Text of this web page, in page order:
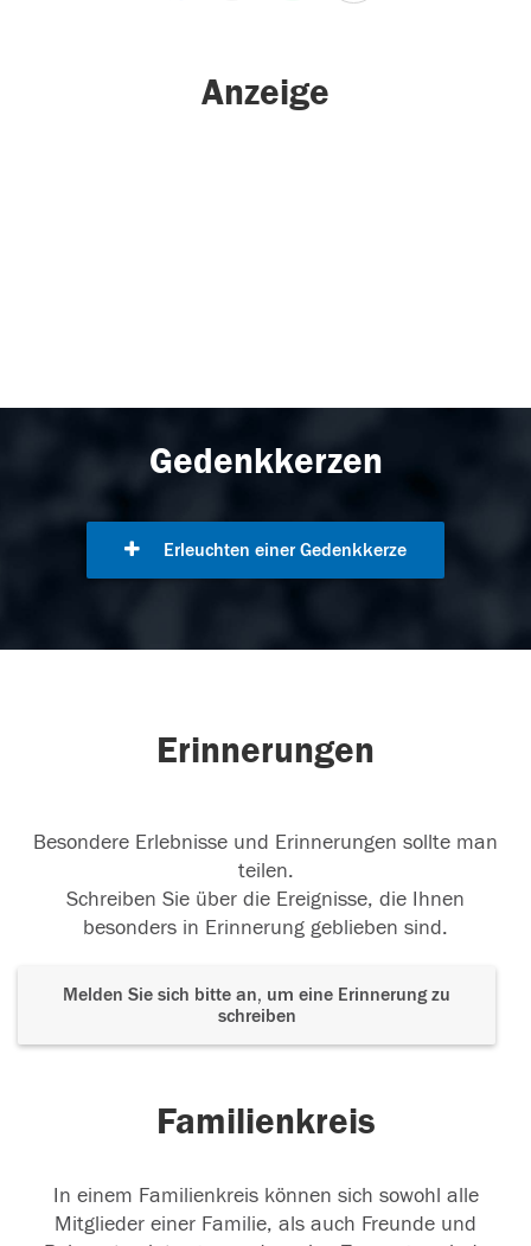
Anzeige
Gedenkkerzen
Erleuchten einer Gedenkkerze
Erinnerungen
Besondere Erlebnisse und Erinnerungen sollte man
teilen.
Schreiben Sie über die Ereignisse, die Ihnen
besonders in Erinnerung geblieben sind.
Melden Sie sich bitte an, um eine Erinnerung zu
schreiben
Familienkreis
In einem Familienkreis können sich sowohl alle
Mitglieder einer Familie, als auch Freunde und